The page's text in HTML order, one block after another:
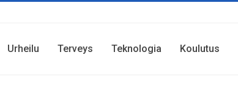
Urheilu Terveys Teknologia Koulutus